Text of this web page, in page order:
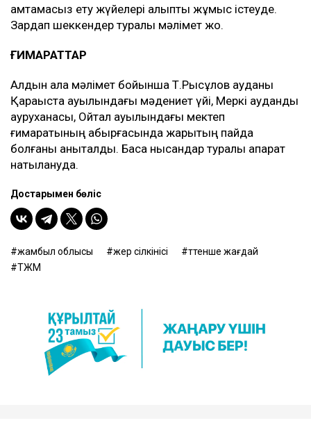
қамтамасыз ету жүйелері қалыпты жұмыс істеуде.
Зардап шеккендер туралы мәлімет жоқ.
ҒИМАРАТТАР
Алдын ала мәлімет бойынша Т.Рысқұлов ауданы
Қарақыстақ ауылындағы мәдениет үйі, Меркі аудандық
ауруханасы, Ойтал ауылындағы мектеп
ғимаратының қабырғасында жарықтың пайда
болғаны анықталды. Басқа нысандар туралы ақпарат
нақтылануда.
Достарыңмен бөліс
жамбыл облысы жер сілкінісі
төтенше жағдай
ТЖМ